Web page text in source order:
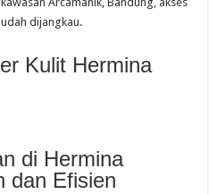
dijangkau.
Kulit Hermina
di Hermina
dan Efisien